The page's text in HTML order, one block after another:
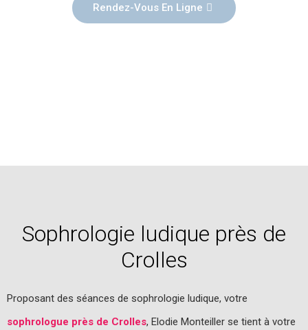
Rendez-Vous En Ligne
Sophrologie ludique près de
Crolles
Proposant des séances de sophrologie ludique, votre
sophrologue près de Crolles, Elodie Monteiller se tient à votre